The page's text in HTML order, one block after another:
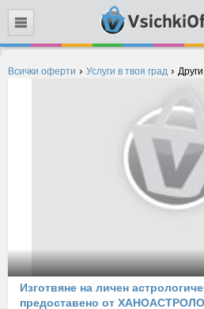
Всички оферти › Услуги в твоя град › Други
Изготвяне на личен
предоставено от